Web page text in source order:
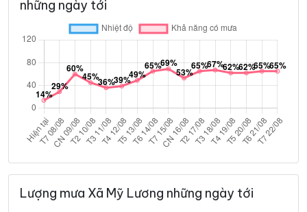
những ngày tới
Lượng mưa Xã Mỹ Lương những ngày tới